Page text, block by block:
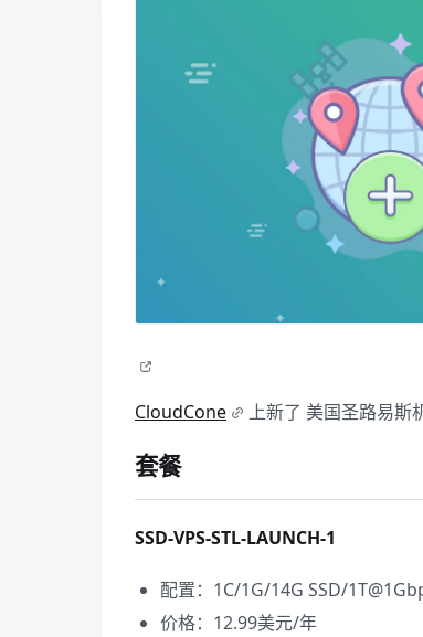
CloudCone 上新了 美国圣路易斯
套餐
SSD-VPS-STL-LAUNCH-1
配置：1C/1G/14G SSD/
价格：12.99美元/年